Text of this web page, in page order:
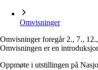
Omvisninger
Omvisninger foregår 2., 7.,
Omvisningen er en
Oppmøte i utstillingen på